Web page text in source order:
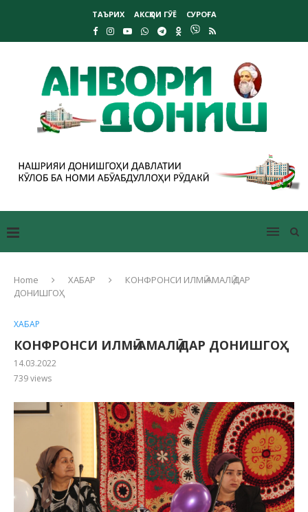
ТАЪРИХ АКСҲОИ ГӮЁ СУРОҒА
Home ХАБАР
КОНФРОНСИ ИЛМӢ-АМАЛӢ ДАР
ДОНИШГОҲ
ХАБАР
КОНФРОНСИ ИЛМӢ-АМАЛӢ ДАР ДОНИШГОҲ
14.03.2022
739views